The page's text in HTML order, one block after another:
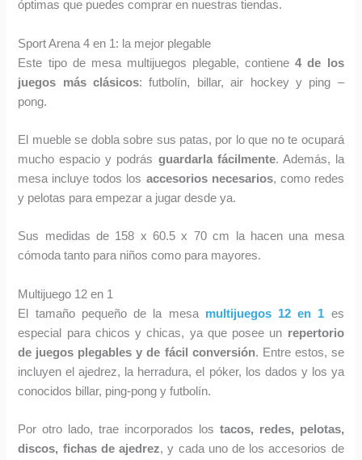
óptimas que puedes comprar en nuestras tiendas.
Sport Arena 4 en 1: la mejor plegable
Este tipo de mesa multijuegos plegable, contiene4 de los
juegos más clásicos: futbolín, billar, air hockey y ping –
pong.
El mueble se dobla sobre sus patas, por lo que no te ocupará
mucho espacio y podrás guardarla fácilmente. Además, la
mesa incluye todos los accesorios necesarios, como redes
y pelotas para empezar a jugar desde ya.
Sus medidas de 158 x 60.5 x 70 cm la hacen una mesa
cómoda tanto para niños como para mayores.
Multijuego 12 en 1
El tamaño pequeño de la mesa multijuegos 12 en 1 es
especial para chicos y chicas, ya que posee un repertorio
de juegos plegables y de fácil conversión. Entre estos, se
incluyen el ajedrez, la herradura, el póker, los dados y los ya
conocidos billar, ping-pong y futbolín.
Por otro lado, trae incorporados los tacos, redes, pelotas,
discos, fichas de ajedrez, y cada uno de los accesorios de